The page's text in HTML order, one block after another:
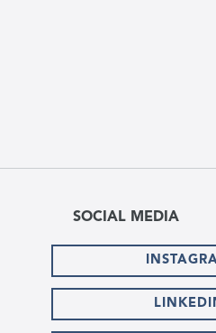
SOCIAL MEDIA